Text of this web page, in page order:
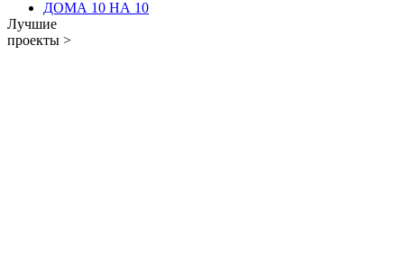
ДОМА 10 НА 10
Лучшие
проекты >